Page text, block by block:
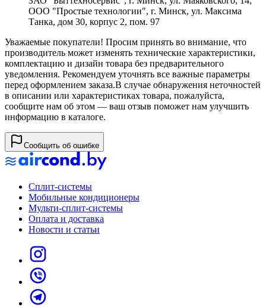
ООО "Простые технологии", г. Минск, ул. Максима
Танка, дом 30, корпус 2, пом. 97
Уважаемые покупатели! Просим принять во внимание, что
производитель может изменять технические характеристики,
комплектацию и дизайн товара без предварительного
уведомления. Рекомендуем уточнять все важные параметры
перед оформлением заказа.В случае обнаружения неточностей
в описании или характеристиках товара, пожалуйста,
сообщите нам об этом — ваш отзыв поможет нам улучшить
информацию в каталоге.
Сообщить об ошибке
Сплит-системы
Мобильные кондиционеры
Мульти-сплит-системы
Оплата и доставка
Новости и статьи